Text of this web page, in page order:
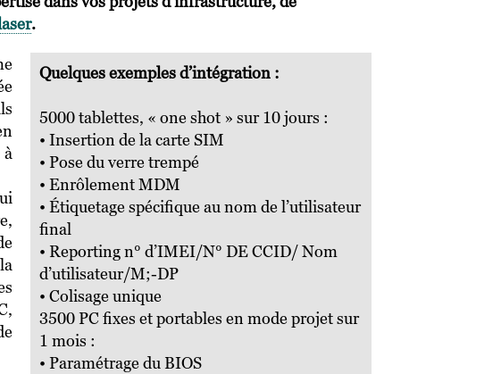
.
à
Quelques exemples d’intégration :
5000 tablettes, « one shot » sur 10 jours :
• Insertion de la carte SIM
• Pose du verre trempé
• Enrôlement MDM
• Étiquetage spécifique au nom de l’utilisateur
final
• Reporting n° d’IMEI/N° DE CCID/ Nom
d’utilisateur/M;-DP
• Colisage unique
3500 PC fixes et portables en mode projet sur
1 mois :
• Paramétrage du BIOS